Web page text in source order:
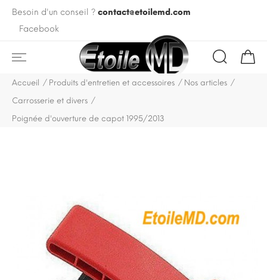
Besoin d'un conseil ? contact@etoilemd.com
Facebook
Accueil Produits d'entretien et accessoires
Nos articles
Carrosserie et divers
Poignée d'ouverture de capot 1995/2013